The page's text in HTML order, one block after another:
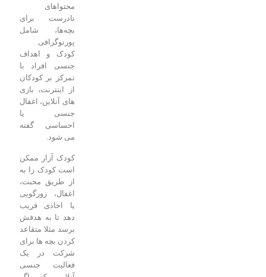
محتواهای
نادرست برای
بچه‌ها، شامل
پورنوگرافی
کودک و اهداف
جنسی افراد با
تمرکز بر کودکان
از اینترنت، بازی
های آنلاین، اغفال
جنسی یا
احساسی گفته
می شود.
کودک آزار ممکن
است کودک را به
از طریق محبت،
اغفال، زورگویی
یا اخاذی فریب
دهد تا به هدفش
برسد مثلا متقاعد
کردن بچه ها برای
شرکت در یک
فعالیت جنسی